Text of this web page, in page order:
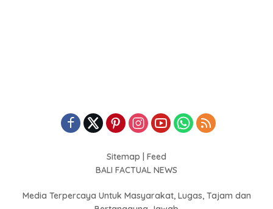
Sitemap
Feed
BALI FACTUAL NEWS
Media Terpercaya Untuk Masyarakat, Lugas, Tajam dan